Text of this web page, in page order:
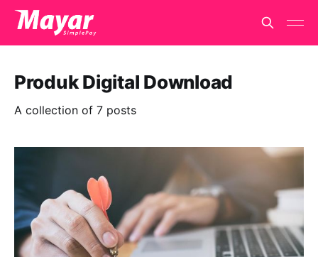
Produk Digital Download
A collection of 7 posts